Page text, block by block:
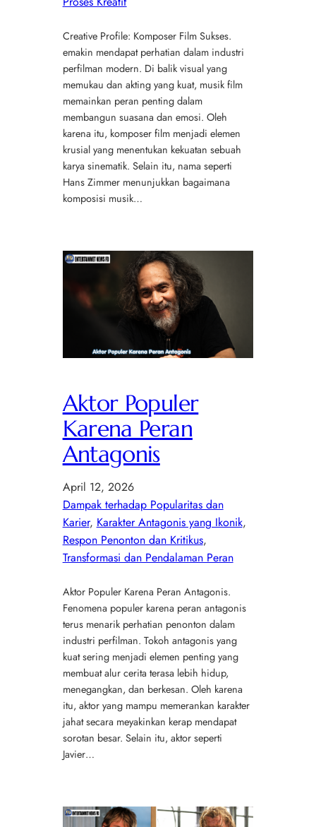
Creative Profile: Komposer Film Sukses.
emakin mendapat perhatian dalam industri
perfilman modern. Di balik visual yang
memukau dan akting yang kuat, musik film
memainkan peran penting dalam
membangun suasana dan emosi. Oleh
karena itu, komposer film menjadi elemen
krusial yang menentukan kekuatan sebuah
karya sinematik. Selain itu, nama seperti
Hans Zimmer menunjukkan bagaimana
komposisi musik…
Aktor Populer
Karena Peran
Antagonis
April 12, 2026
Dampak terhadap Popularitas dan
Karier, Karakter Antagonis yang Ikonik
Respon Penonton dan Kritikus
Transformasi dan Pendalaman Peran
Aktor Populer Karena Peran Antagonis.
Fenomena populer karena peran antagonis
terus menarik perhatian penonton dalam
industri perfilman. Tokoh antagonis yang
kuat sering menjadi elemen penting yang
membuat alur cerita terasa lebih hidup,
menegangkan, dan berkesan. Oleh karena
itu, aktor yang mampu memerankan karakter
jahat secara meyakinkan kerap mendapat
sorotan besar. Selain itu, aktor seperti
Javier…